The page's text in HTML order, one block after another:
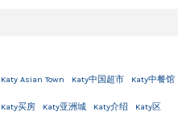
Katy Asian Town Katy中国超市 Katy中餐馆
Katy买房 Katy亚洲城 Katy介绍 Katy区